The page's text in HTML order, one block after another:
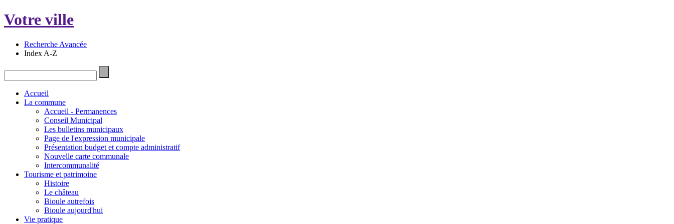
Votre ville
Recherche Avancée
Index A-Z
Accueil
La commune
Accueil - Permanences
Conseil Municipal
Les bulletins municipaux
Page de l'expression municipale
Présentation budget et compte administratif
Nouvelle carte communale
Intercommunalité
Tourisme et patrimoine
Histoire
Le château
Bioule autrefois
Bioule aujourd'hui
Vie pratique